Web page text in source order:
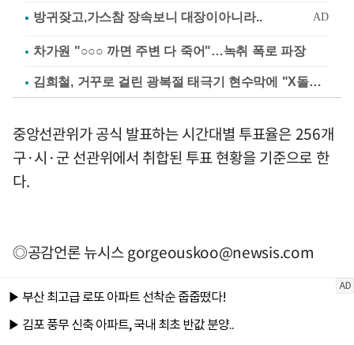
차가원 "○○○ 까면 주변 다 죽어"…녹취 폭로 파장
김희철, 거꾸로 걸린 광복절 태극기 현수막에 "X돌았네"
중앙선관위가 공식 발표하는 시간대별 투표율은 256개
구·시·군 선관위에서 취합된 투표 현황을 기준으로 한
다.
◎공감언론 뉴시스gorgeouskoo@newsis.com